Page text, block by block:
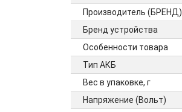
Производитель (БРЕНД)
Бренд устройства
Особенности товара
Тип АКБ
Вес в упаковке, г
Напряжение (Вольт)